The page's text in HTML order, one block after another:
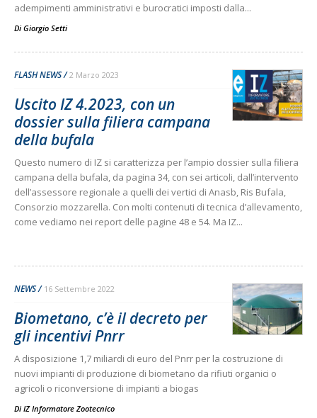
adempimenti amministrativi e burocratici imposti dalla...
Di Giorgio Setti
FLASH NEWS 2 Marzo 2023
Uscito IZ 4.2023, con un
dossier sulla filiera campana
della bufala
Questo numero di IZ si caratterizza per l’ampio dossier sulla filiera
campana della bufala, da pagina 34, con sei articoli, dall’intervento
dell’assessore regionale a quelli dei vertici di Anasb, Ris Bufala,
Consorzio mozzarella. Con molti contenuti di tecnica d’allevamento,
come vediamo nei report delle pagine 48 e 54. Ma IZ...
NEWS 16 Settembre 2022
Biometano, c’è il decreto per
gli incentivi Pnrr
A disposizione 1,7 miliardi di euro del Pnrr per la costruzione di
nuovi impianti di produzione di biometano da rifiuti organici o
agricoli o riconversione di impianti a biogas
Di IZ Informatore Zootecnico